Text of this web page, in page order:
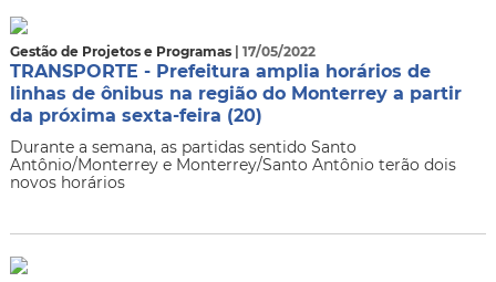
Gestão de Projetos e Programas | 17/05/2022
TRANSPORTE - Prefeitura amplia horários de
linhas de ônibus na região do Monterrey a partir
da próxima sexta-feira (20)
Durante a semana, as partidas sentido Santo
Antônio/Monterrey e Monterrey/Santo Antônio terão dois
novos horários